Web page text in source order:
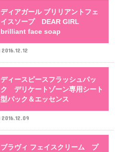
ディアガール ブリリアントフェ
イスソープ DEAR GIRL
brilliant face soap
2016.12.12
ディースピースフラッシュパッ
ク デリケートゾーン専用シート
型パック＆エッセンス
2016.12.09
ブラヴィ フェイスクリーム プ